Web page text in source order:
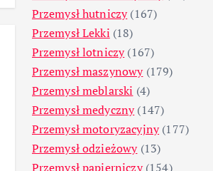
Przemysł hutniczy(167)
Przemysł Lekki (18)
Przemysł lotniczy(167)
Przemysł maszynowy(179)
Przemysł meblarski (4)
Przemysł medyczny(147)
Przemysł motoryzacyjny(177)
Przemysł odzieżowy(13)
Przemysł papierniczy(154)